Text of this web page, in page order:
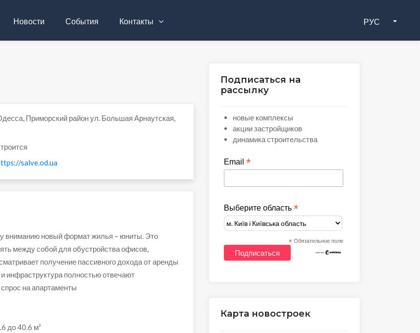
Новости События Контакты РУС
Приморский район ул. Большая Арнаутская,
salve.od.ua
вниманию новый формат жилья – юниты. Это
между собой для обустройства офисов,
получение пассивного дохода от аренды
инфраструктура полностью отвечают
на апартаменты
до 40.6 м²
Подписаться на
рассылку
новые комплексы
акции застройщиков
динамика строительства
Email*
Выберите область*
* Обязательное поле
Карта новостроек